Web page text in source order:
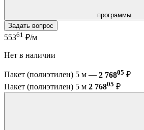
программы
Задать вопрос
55361 ₽/м
Нет в наличии
Пакет (полиэтилен) 5 м — 2 76805 ₽
Пакет (полиэтилен) 5 м 2 76805 ₽